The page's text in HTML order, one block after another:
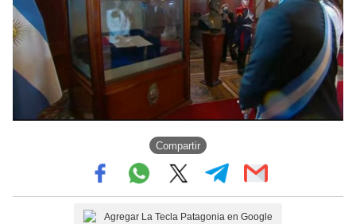
Compartir
Agregar La Tecla Patagonia en Google